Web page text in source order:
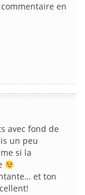
en
avec fond de
un peu
si la
et ton